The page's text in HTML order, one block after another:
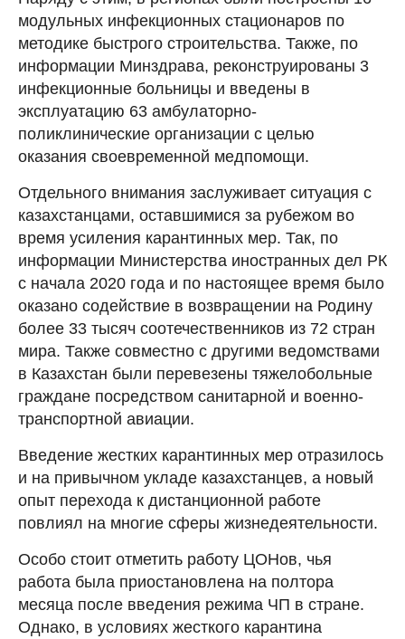
модульных инфекционных стационаров по
методике быстрого строительства. Также, по
информации Минздрава, реконструированы 3
инфекционные больницы и введены в
эксплуатацию 63 амбулаторно-
поликлинические организации с целью
оказания своевременной медпомощи.
Отдельного внимания заслуживает ситуация с
казахстанцами, оставшимися за рубежом во
время усиления карантинных мер. Так, по
информации Министерства иностранных дел РК
с начала 2020 года и по настоящее время было
оказано содействие в возвращении на Родину
более 33 тысяч соотечественников из 72 стран
мира. Также совместно с другими ведомствами
в Казахстан были перевезены тяжелобольные
граждане посредством санитарной и военно-
транспортной авиации.
Введение жестких карантинных мер отразилось
и на привычном укладе казахстанцев, а новый
опыт перехода к дистанционной работе
повлиял на многие сферы жизнедеятельности.
Особо стоит отметить работу ЦОНов, чья
работа была приостановлена на полтора
месяца после введения режима ЧП в стране.
Однако, в условиях жесткого карантина